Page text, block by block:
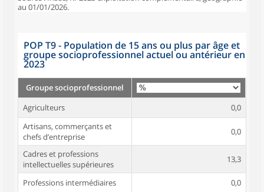
au 01/01/2026.
POP T9 - Population de 15 ans ou plus par âge et
groupe socioprofessionnel actuel ou antérieur en
2023
Groupe socioprofessionnel
Agriculteurs
0,0
Artisans, commerçants et
chefs d’entreprise
0,0
Cadres et professions
intellectuelles supérieures
13,3
Professions intermédiaires
0,0